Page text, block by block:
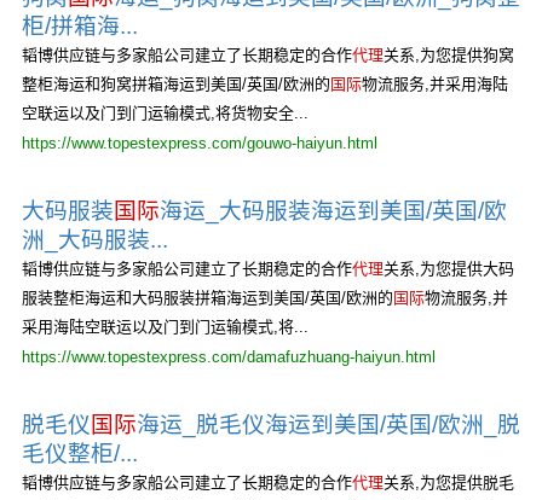
柜/拼箱海...
韬博供应链与多家船公司建立了长期稳定的合作代理关系,为您提供狗窝
整柜海运和狗窝拼箱海运到美国/英国/欧洲的 国际物流服务,并采用海陆
空联运以及门到门运输模式,将货物安全...
https://www.topestexpress.com/gouwo-haiyun.html
大码服装国际海运_大码服装海运到美国/英国/欧
洲_大码服装...
韬博供应链与多家船公司建立了长期稳定的合作代理关系,为您提供大码
服装整柜海运和大码服装拼箱海运到美国/英国/欧洲的 国际物流服务,并
采用海陆空联运以及门到门运输模式,将...
https://www.topestexpress.com/damafuzhuang-haiyun.html
脱毛仪 国际海运_脱毛仪海运到美国/英国/欧洲_脱
毛仪整柜/...
韬博供应链与多家船公司建立了长期稳定的合作代理关系,为您提供脱毛